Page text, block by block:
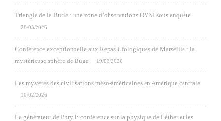
Triangle de la Burle : une zone d’observations OVNI sous enquête
28/03/2026
Conférence exceptionnelle aux Repas Ufologiques de Marseille : la
mystérieuse sphère de Buga
19/03/2026
Les mystères des civilisations méso-américaines en Amérique centrale
10/02/2026
Le générateur de Phryll: conférence sur la physique de l’éther et les